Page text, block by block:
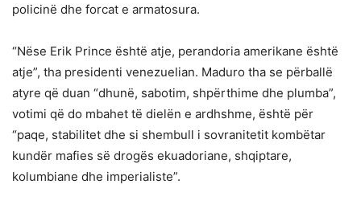
policinë dhe forcat e armatosura.
“Nëse Erik Prince është atje, perandoria amerikane është
atje”, tha presidenti venezuelian. Maduro tha se përballë
atyre që duan “dhunë, sabotim, shpërthime dhe plumba”,
votimi që do mbahet të dielën e ardhshme, është për
“paqe, stabilitet dhe si shembull i sovranitetit kombëtar
kundër mafies së drogës ekuadoriane, shqiptare,
kolumbiane dhe imperialiste”.